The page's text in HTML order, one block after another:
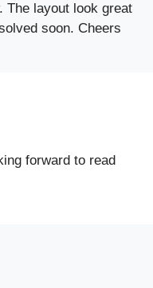
The layout look great
soon. Cheers
forward to read